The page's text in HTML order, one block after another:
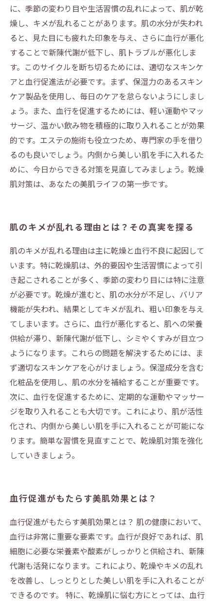
に、季節の変わり目や生活習慣の乱れによって、肌が乾
燥し、キメが乱れることがあります。肌の水分が失われ
ると、見た目にも疲れた印象を与え、さらに血行が悪化
することで新陳代謝が低下し、肌トラブルが悪化しま
す。このサイクルを断ち切るためには、適切なスキンケ
アと血行促進法が必要です。まず、保湿力のあるスキン
ケア製品を使用し、毎日のケアを怠らないようにしまし
ょう。また、血行を促進するためには、軽い運動やマッ
サージ、温かい飲み物を積極的に取り入れることが効果
的です。エステの施術も役立つため、専門家の手を借り
るのも良いでしょう。内側から美しい肌を手に入れるた
めに、今日からできる対策を見直してみましょう。乾燥
肌対策は、あなたの美肌ライフの第一歩です。
肌のキメが乱れる理由とは？その真実を探る
肌のキメが乱れる理由は主に乾燥と血行不良に起因して
います。特に乾燥肌は、外的要因や生活習慣によって引
き起こされることが多く、季節の変わり目には特に注意
が必要です。乾燥が進むと、肌の水分が不足し、バリア
機能が失われ、結果としてキメが乱れ、粗い印象を与え
てしまいます。さらに、血行が悪化すると、肌への栄養
供給が滞り、新陳代謝が低下し、シミやくすみが目立つ
ようになります。これらの問題を解決するためには、ま
ず適切なスキンケアを心がけましょう。保湿成分を含む
化粧品を使用し、肌の水分を補給することが重要です。
次に、血行を促進するために、定期的な運動やマッサー
ジを取り入れることも大切です。これにより、肌が活性
化され、内側から美しい肌を手に入れることが可能にな
ります。簡単な習慣を見直すことで、乾燥肌対策を強化
していきましょう。
血行促進がもたらす美肌効果とは？
血行促進がもたらす美肌効果とは？ 肌の健康において、
血行は非常に重要な要素です。血行が良好であれば、肌
細胞に必要な栄養素や酸素がしっかりと供給され、新陳
代謝も活発になります。これにより、乾燥やキメの乱れ
を改善し、しっとりとした美しい肌を手に入れることが
できるのです。 特に、乾燥肌に悩む方にとっては、血行